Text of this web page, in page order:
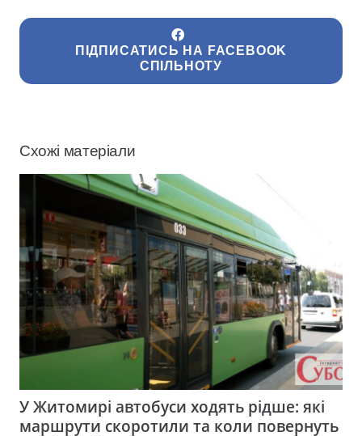
ПІДПИСАТИСЬ НА FACEBOOK
СПІЛЬНОТУ
Схожі матеріали
У Житомирі автобуси ходять рідше: які
маршрути скоротили та коли повернуть